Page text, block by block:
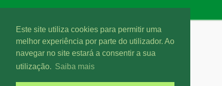
Este site utiliza cookies para permitir uma
melhor experiência por parte do utilizador. Ao
navegar no site estará a consentir a sua
utilização. Saiba mais